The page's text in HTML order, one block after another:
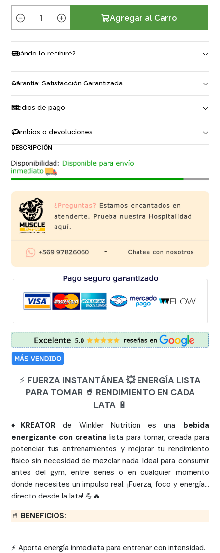
t
i
d
a
d
Agregar al Carro
Cuándo lo recibiré?
Garantía: Satisfacción Garantizada
Medios de pago
Cambios o devoluciones
DESCRIPCIÓN
⚡ FUERZA INSTANTÁNEA 💥 ENERGÍA LISTA
PARA TOMAR 🥤 RENDIMIENTO EN CADA
LATA🔋
♦️ KREATOR de Winkler Nutrition es una bebida
energizante con creatina lista para tomar, creada para
potenciar tus entrenamientos y mejorar tu rendimiento
físico sin necesidad de mezclar nada. Ideal para consumir
antes del gym, entre series o en cualquier momento
donde necesites un impulso real. ¡Fuerza, foco y energía...
directo desde la lata! 💪🔥
🥤 BENEFICIOS:
⚡ Aporta energía inmediata para entrenar con intensidad.